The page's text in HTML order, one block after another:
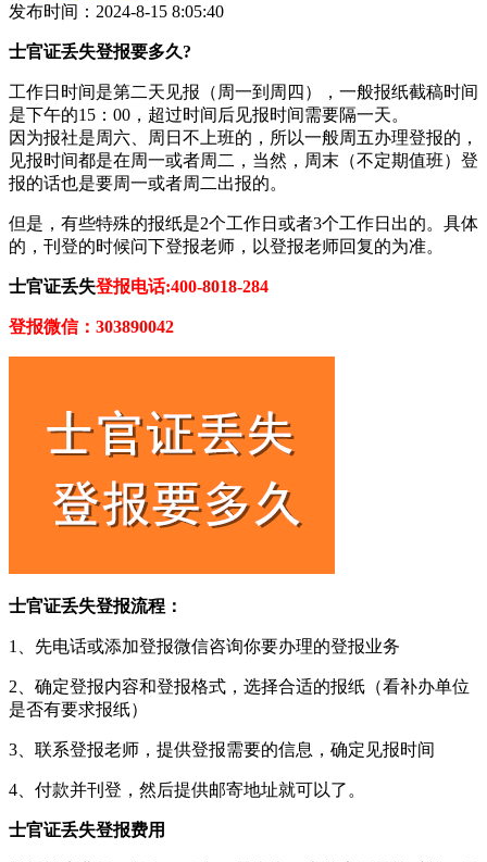
发布时间：2024-8-15 8:05:40
士官证丢失登报要多久?
工作日时间是第二天见报（周一到周四），一般报纸截稿时间
是下午的15：00，超过时间后见报时间需要隔一天。
因为报社是周六、周日不上班的，所以一般周五办理登报的，
见报时间都是在周一或者周二，当然，周末（不定期值班）登
报的话也是要周一或者周二出报的。
但是，有些特殊的报纸是2个工作日或者3个工作日出的。具体
的，刊登的时候问下登报老师，以登报老师回复的为准。
士官证丢失登报电话:400-8018-284
登报微信：303890042
士官证丢失登报流程：
1、先电话或添加登报微信咨询你要办理的登报业务
2、确定登报内容和登报格式，选择合适的报纸（看补办单位
是否有要求报纸）
3、联系登报老师，提供登报需要的信息，确定见报时间
4、付款并刊登，然后提供邮寄地址就可以了。
士官证丢失登报费用